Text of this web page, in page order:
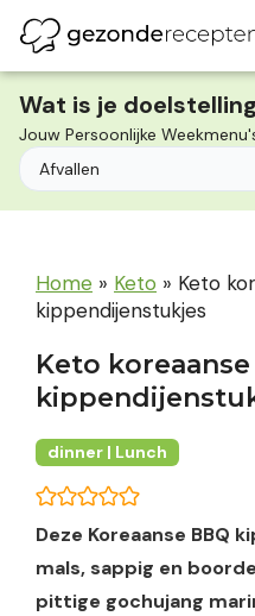
naar
de
inhoud
Wat is je
Jouw Persoonlijke
Home » Keto » Keto
kippendijenstukjes
Keto koreaanse
dinner | Lunch
Deze Koreaanse BBQ
mals, sappig en
pittige gochujang